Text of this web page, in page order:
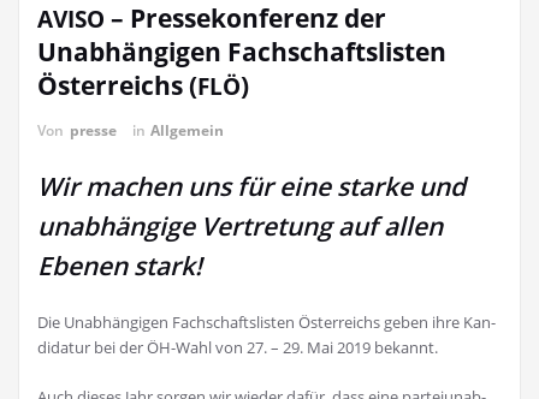
AVISO – Pressekonferenz der
Unabhängigen Fachschaftslisten
Österreichs (FLÖ)
Von presse in Allgemein
Wir machen uns für eine starke und
unabhängige Vertretung auf allen
Ebenen stark!
Die Unab­hän­gi­gen Fach­schafts­lis­ten Öster­reichs geben ihre Kan­
di­da­tur bei der ÖH-Wahl von 27. – 29. Mai 2019 bekannt.